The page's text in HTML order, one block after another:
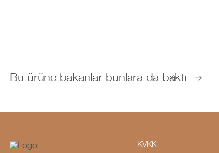
Bu ürüne bakanlar bunlara da baktı
KVKK